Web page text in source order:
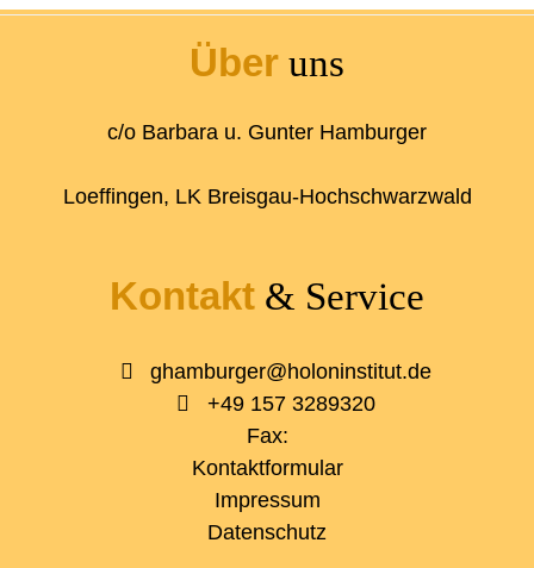
Über uns
c/o Barbara u. Gunter Hamburger
Loeffingen, LK Breisgau-Hochschwarzwald
Kontakt & Service
ghamburger@holoninstitut.de
+49 157 3289320
Fax:
Kontaktformular
Impressum
Datenschutz